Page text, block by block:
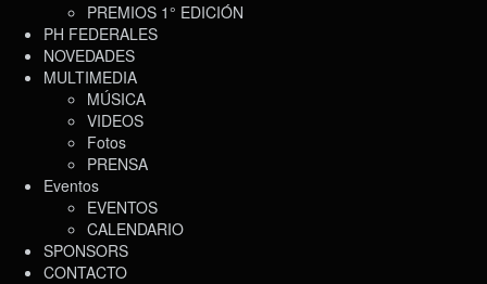
PREMIOS 1° EDICIÓN
PH FEDERALES
NOVEDADES
MULTIMEDIA
MÚSICA
VIDEOS
Fotos
PRENSA
Eventos
EVENTOS
CALENDARIO
SPONSORS
CONTACTO